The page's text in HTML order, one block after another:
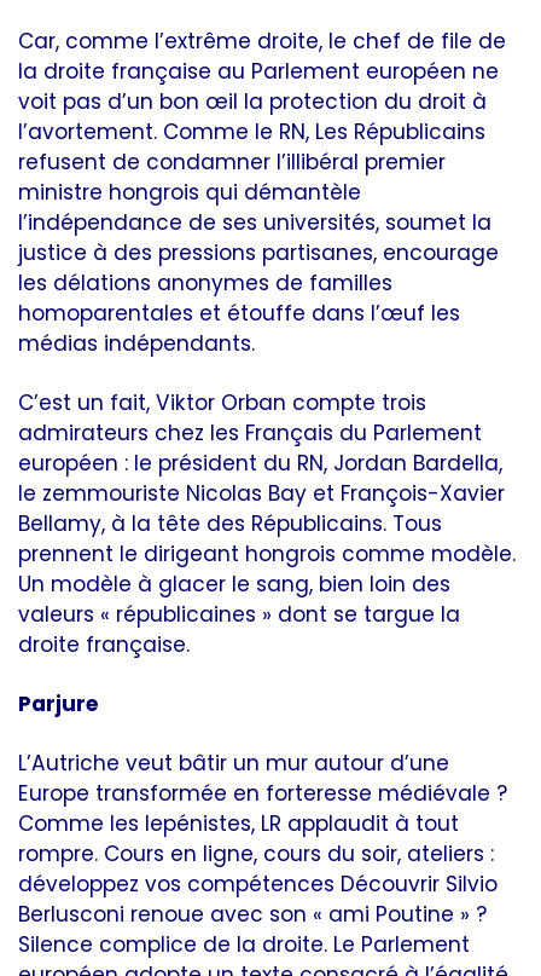
Car, comme l’extrême droite, le chef de file de
la droite française au Parlement européen ne
voit pas d’un bon œil la protection du droit à
l’avortement. Comme le RN, Les Républicains
refusent de condamner l’illibéral premier
ministre hongrois qui démantèle
l’indépendance de ses universités, soumet la
justice à des pressions partisanes, encourage
les délations anonymes de familles
homoparentales et étouffe dans l’œuf les
médias indépendants.
C’est un fait, Viktor Orban compte trois
admirateurs chez les Français du Parlement
européen : le président du RN, Jordan Bardella,
le zemmouriste Nicolas Bay et François-Xavier
Bellamy, à la tête des Républicains. Tous
prennent le dirigeant hongrois comme modèle.
Un modèle à glacer le sang, bien loin des
valeurs « républicaines » dont se targue la
droite française.
Parjure
L’Autriche veut bâtir un mur autour d’une
Europe transformée en forteresse médiévale ?
Comme les lepénistes, LR applaudit à tout
rompre. Cours en ligne, cours du soir, ateliers :
développez vos compétences Découvrir Silvio
Berlusconi renoue avec son « ami Poutine » ?
Silence complice de la droite. Le Parlement